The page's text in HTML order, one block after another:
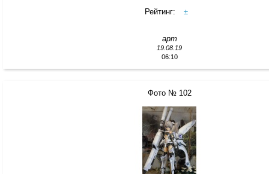
Рейтинг:
±
арт
19.08.19
06:10
Фото № 102